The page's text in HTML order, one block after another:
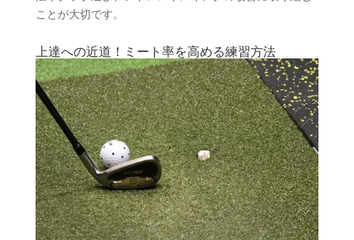
ことが大切です。
上達への近道！ミート率を高める練習方法